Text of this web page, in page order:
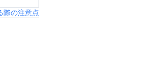
際の注意点